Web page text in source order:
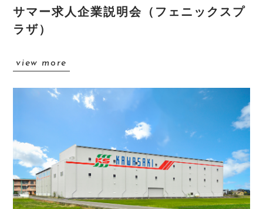
事業紹介
採用情報
新着情報
サマー求人企業説明会（フェニックスプ
ラザ）
view more